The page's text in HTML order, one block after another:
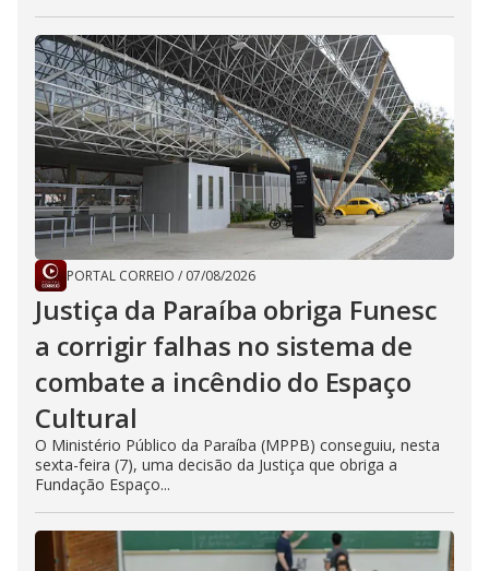
PORTAL CORREIO / 07/08/2026
Justiça da Paraíba obriga Funesc
a corrigir falhas no sistema de
combate a incêndio do Espaço
Cultural
O Ministério Público da Paraíba (MPPB) conseguiu, nesta
sexta-feira (7), uma decisão da Justiça que obriga a
Fundação Espaço...